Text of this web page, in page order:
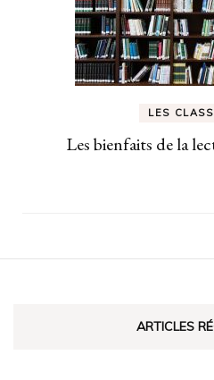
LES
Les bienfaits de la
ARTICLES